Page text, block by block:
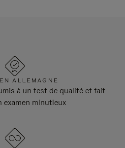
ALLEMAGNE
à un test de qualité et fait
examen minutieux